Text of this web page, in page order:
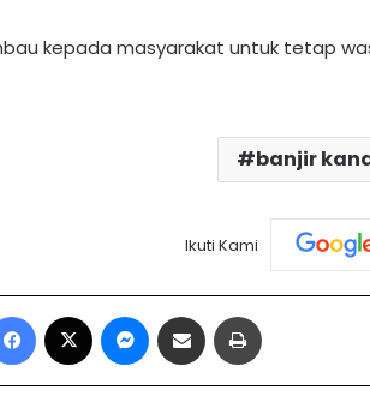
kepada masyarakat untuk tetap
banjir
Ikuti Kami
Facebook Messenger
Share via Email